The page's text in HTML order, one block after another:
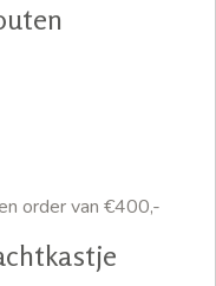
order van €400,-